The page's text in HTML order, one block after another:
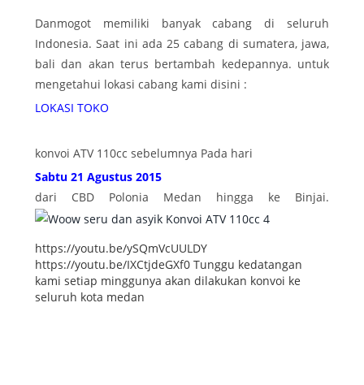
Danmogot memiliki banyak cabang di seluruh
Indonesia. Saat ini ada 25 cabang di sumatera, jawa,
bali dan akan terus bertambah kedepannya. untuk
mengetahui lokasi cabang kami disini :
LOKASI TOKO
konvoi ATV 110cc sebelumnya Pada hari
Sabtu 21 Agustus 2015
dari CBD Polonia Medan hingga ke Binjai.
https://youtu.be/ySQmVcUULDY
https://youtu.be/IXCtjdeGXf0 Tunggu kedatangan
kami setiap minggunya akan dilakukan konvoi ke
seluruh kota medan